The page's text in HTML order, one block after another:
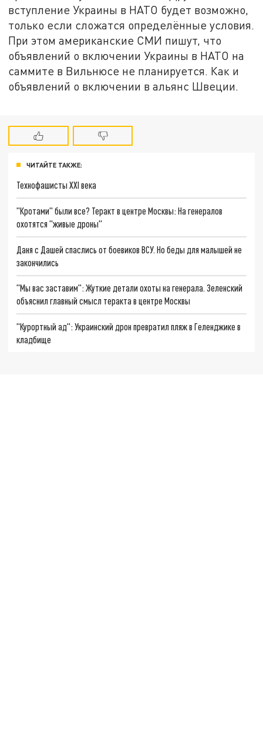
вступление Украины в НАТО будет возможно,
только если сложатся определённые условия.
При этом американские СМИ пишут, что
объявлений о включении Украины в НАТО на
саммите в Вильнюсе не планируется. Как и
объявлений о включении в альянс Швеции.
ЧИТАЙТЕ ТАКЖЕ:
Технофашисты XXI века
"Кротами" были все? Теракт в центре Москвы: На генералов
охотятся "живые дроны"
Даня с Дашей спаслись от боевиков ВСУ. Но беды для малышей не
закончились
"Мы вас заставим": Жуткие детали охоты на генерала. Зеленский
объяснил главный смысл теракта в центре Москвы
"Курортный ад": Украинский дрон превратил пляж в Геленджике в
кладбище